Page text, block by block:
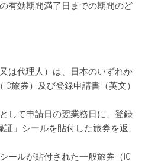
有効期間満了日までの期間のど
は代理人）は、日本のいずれか
旅券）及び登録申請書（英文）
して申請日の翌業務日に、登録
」シールを貼付した旅券を返
ールが貼付された一般旅券（IC